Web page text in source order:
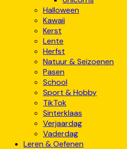
Halloween
Kawaii
Kerst
Lente
Herfst
Natuur & Seizoenen
Pasen
School
Sport & Hobby
TikTok
Sinterklaas
Verjaardag
Vaderdag
Leren & Oefenen